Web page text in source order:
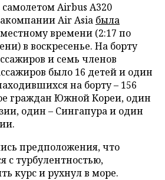
Airbus A320
Air Asia была
времени (2:17 по
в воскресенье. На борту
и семь членов
было 16 детей и один
на борту – 156
граждан Южной Кореи, один
один – Сингапура и один
предположения, что
с турбулентностью,
курс и рухнул в море.